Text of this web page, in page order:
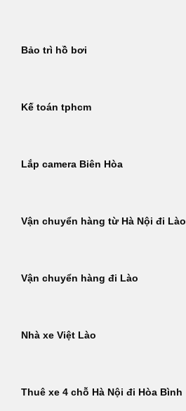
Bảo trì hồ bơi
Kế toán tphcm
Lắp camera Biên Hòa
Vận chuyển hàng từ Hà Nội đi Lào
Vận chuyển hàng đi Lào
Nhà xe Việt Lào
Thuê xe 4 chỗ Hà Nội đi Hòa Bình